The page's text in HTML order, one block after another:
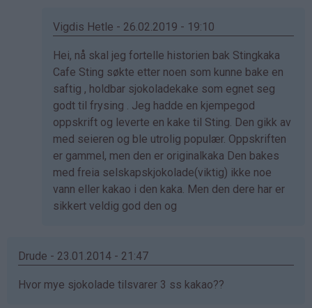
sandanger
(ikke
bekreftet)
Vigdis Hetle - 26.02.2019 - 19:10
Som
svar
på
av
Jan
fred
sandanger
(ikke
bekreftet)
Hei, nå skal jeg fortelle historien bak Stingkaka
Cafe Sting søkte etter noen som kunne bake en
saftig , holdbar sjokoladekake som egnet seg
godt til frysing . Jeg hadde en kjempegod
oppskrift og leverte en kake til Sting. Den gikk av
med seieren og ble utrolig populær. Oppskriften
er gammel, men den er originalkaka Den bakes
med freia selskapskjokolade(viktig) ikke noe
vann eller kakao i den kaka. Men den dere har er
sikkert veldig god den og
Drude - 23.01.2014 - 21:47
Hvor mye sjokolade tilsvarer 3 ss kakao??